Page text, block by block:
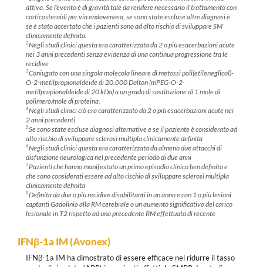
attiva. Se l’evento è di gravità tale da rendere necessario il trattamento con
corticosteroidi per via endovenosa, se sono state escluse altre diagnosi e
se è stato accertato che i pazienti sono ad alto rischio di sviluppare SM
clinicamente definita.
2Negli studi clinici questa era caratterizzata da 2 o più esacerbazioni acute
nei 3 anni precedenti senza evidenza di una continua progressione tra le
recidive
3Coniugato con una singola molecola lineare di metossi poli(etileneglicol)-
O-2-metilpropionaldeide di 20.000 Dalton (mPEG-O-2-
metilpropionaldeide di 20 kDa) a un grado di sostituzione di 1 mole di
polimero/mole di proteina.
4Negli studi clinici ciò era caratterizzato da 2 o più esacerbazioni acute nei
2 anni precedenti
5Se sono state escluse diagnosi alternative e se il paziente è considerato ad
alto rischio di sviluppare sclerosi multipla clinicamente definita
6Negli studi clinici questa era caratterizzata da almeno due attacchi di
disfunzione neurologica nel precedente periodo di due anni
7Pazienti che hanno manifestato un primo episodio clinico ben definito e
che sono considerati essere ad alto rischio di sviluppare sclerosi multipla
clinicamente definita
8Definita da due o più recidive disabilitanti in un anno e con 1 o più lesioni
captanti Gadolinio alla RM cerebrale o un aumento significativo del carico
lesionale in T2 rispetto ad una precedente RM effettuata di recente
IFNβ-1a IM (Avonex)
IFNβ-1a IM ha dimostrato di essere efficace nel ridurre il tasso